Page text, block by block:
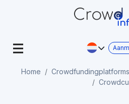
Home Crowdfundingplatforms